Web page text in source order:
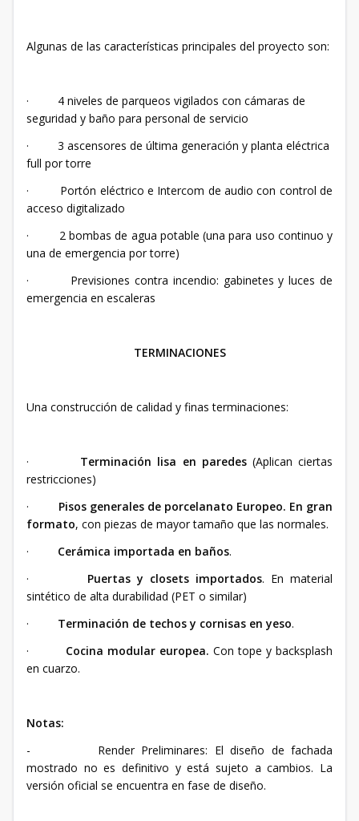
Algunas de las características principales del proyecto son:
· 4 niveles de parqueos vigilados con cámaras de
seguridad y baño para personal de servicio
· 3 ascensores de última generación y planta eléctrica
full por torre
· Portón eléctrico e Intercom de audio con control de
acceso digitalizado
· 2 bombas de agua potable (una para uso continuo y
una de emergencia por torre)
· Previsiones contra incendio: gabinetes y luces de
emergencia en escaleras
TERMINACIONES
Una construcción de calidad y finas terminaciones:
· Terminación lisa en paredes(Aplican ciertas
restricciones)
· Pisos generales de porcelanato Europeo. En gran
formato, con piezas de mayor tamaño que las normales.
· Cerámica importada en baños.
· Puertas y closets importados. En material
sintético de alta durabilidad (PET o similar)
· Terminación de techos y cornisas en yeso.
· Cocina modular europea. Con tope y backsplash
en cuarzo.
Notas:
- Render Preliminares: El diseño de fachada
mostrado no es definitivo y está sujeto a cambios. La
versión oficial se encuentra en fase de diseño.